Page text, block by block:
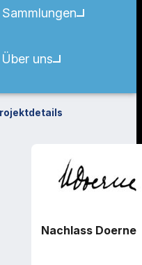
Sammlungen
Über uns
Nachlass Doerne